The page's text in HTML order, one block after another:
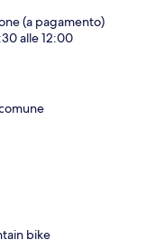
(a pagamento)
alle 12:00
bike